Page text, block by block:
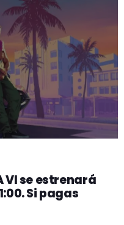
VI se estrenará
Si pagas